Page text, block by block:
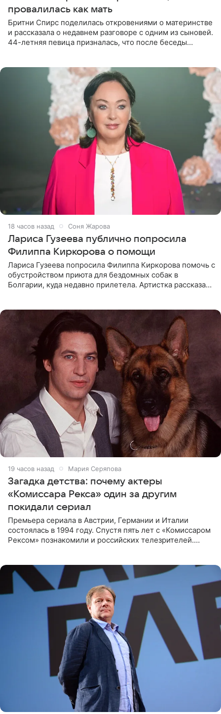
провалилась как мать
Бритни Спирс поделилась откровениями о материнстве
и рассказала о недавнем разговоре с одним из сыновей.
44-летняя певица призналась, что после беседы
18 часов назад Соня Жарова
Лариса Гузеева публично попросила
Филиппа Киркорова о помощи
Лариса Гузеева попросила Филиппа Киркорова помочь с
обустройством приюта для бездомных собак в
Болгарии, куда недавно прилетела. Артистка рассказала
19 часов назад Мария Серяпова
Загадка детства: почему актеры
«Комиссара Рекса» один за другим
покидали сериал
Премьера сериала в Австрии, Германии и Италии
состоялась в 1994 году. Спустя пять лет с «Комиссаром
Рексом» познакомили и российских телезрителей.